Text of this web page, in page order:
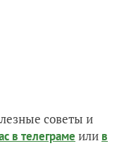
советы и
в телеграме или в